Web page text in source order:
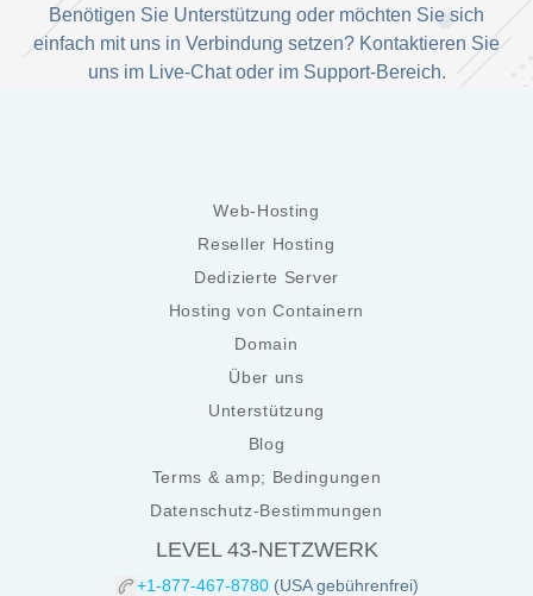
Benötigen Sie Unterstützung oder möchten Sie sich
einfach mit uns in Verbindung setzen? Kontaktieren Sie
uns im Live-Chat oder im Support-Bereich.
Web-Hosting
Reseller Hosting
Dedizierte Server
Hosting von Containern
Domain
Über uns
Unterstützung
Blog
Terms & amp; Bedingungen
Datenschutz-Bestimmungen
LEVEL 43-NETZWERK
+1-877-467-8780 (USA gebührenfrei)